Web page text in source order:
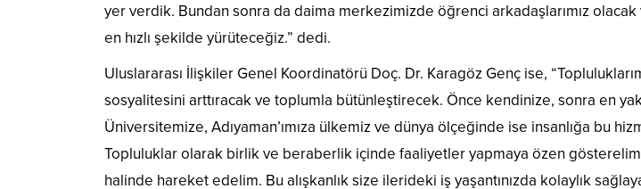
yer verdik. Bundan sonra da daima merkezimizde öğrenci arkadaşlarımız olacak
en hızlı şekilde yürüteceğiz.” dedi.
Uluslararası İlişkiler Genel Koordinatörü Doç. Dr. Karagöz Genç ise,
sosyalitesini arttıracak ve toplumla bütünleştirecek. Önce kendinize, sonra en
Üniversitemize, Adıyaman’ımıza ülkemiz ve dünya ölçeğinde ise insanlığa bu
Topluluklar olarak birlik ve beraberlik içinde faaliyetler yapmaya özen
halinde hareket edelim. Bu alışkanlık size ilerideki iş yaşantınızda kolaylık